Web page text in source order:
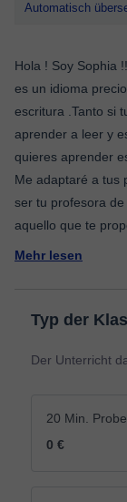
Automatisch
Hola ! Soy Sophia
es un idioma
escritura .Tanto si
aprender a leer y
quieres aprender
Me adaptaré a tus
ser tu profesora
aquello que te
Mehr lesen
Typ der
Der Unterricht
20 Min. Probe
0 €